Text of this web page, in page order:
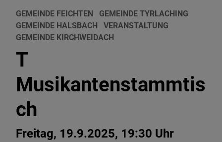
GEMEINDE FEICHTEN
GEMEINDE TYRLACHING
GEMEINDE HALSBACH
VERANSTALTUNG
GEMEINDE KIRCHWEIDACH
T
Musikantenstammtis
ch
Freitag, 19.9.2025, 19:30 Uhr